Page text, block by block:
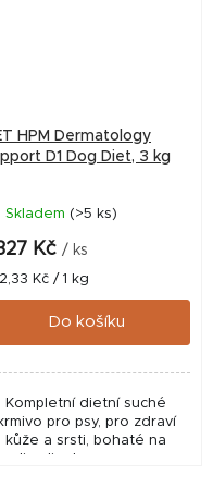
HPM Dermatology
D1 Dog Diet, 3 kg
Skladem (>5 ks)
Kč / ks
Kč / 1 kg
Do košíku
Kompletní dietní suché
krmivo pro psy, pro zdraví
kůže a srsti, bohaté na
linolovou, s omega-